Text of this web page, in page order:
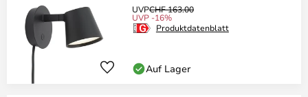
UVPCHF 163.00
UVP -16%
Produktdatenblatt
Auf Lager